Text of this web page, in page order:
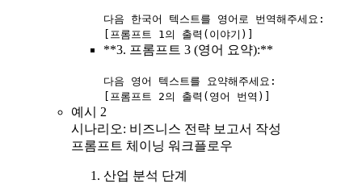
다음 한국어 텍스트를 영어로 번역해주세요:
[프롬프트 1의 출력(이야기)]
**3. 프롬프트 3 (영어 요약):**
다음 영어 텍스트를 요약해주세요:
[프롬프트 2의 출력(영어 번역)]
예시 2
시나리오: 비즈니스 전략 보고서 작성
프롬프트 체이닝 워크플로우
산업 분석 단계